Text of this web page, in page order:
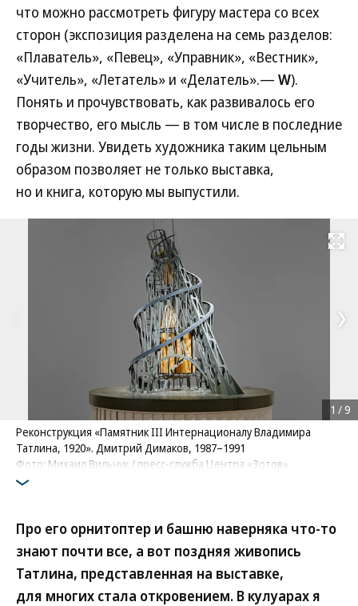
что можно рассмотреть фигуру мастера со всех
сторон (экспозиция разделена на семь разделов:
«Плаватель», «Певец», «Управник», «Вестник»,
«Учитель», «Летатель» и «Делатель».— W).
Понять и прочувствовать, как развивалось его
творчество, его мысль — в том числе в последние
годы жизни. Увидеть художника таким цельным
образом позволяет не только выставка,
но и книга, которую мы выпустили.
Развернуть
Реконструкция «Памятник III Интернационалу Владимира
Татлина, 1920». Дмитрий Димаков, 1987–1991
Фото: Михаил Вильчук / пресс-служба Центра «Зотов»
1 / 9
Про его орнитоптер и башню наверняка что-то
знают почти все, а вот поздняя живопись
Татлина, представленная на выставке,
для многих стала откровением. В кулуарах я